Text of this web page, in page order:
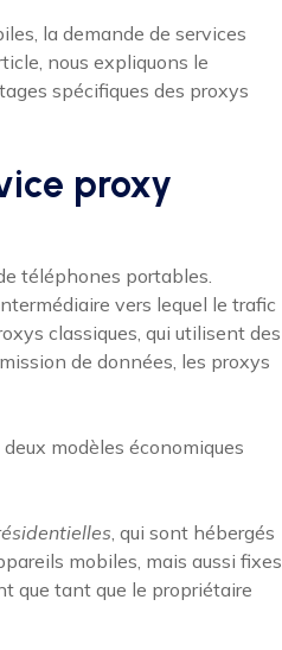
la demande de services
nous expliquons le
spécifiques des proxys
proxy
téléphones portables.
vers lequel le trafic
classiques, qui utilisent des
de données, les proxys
modèles économiques
, qui sont hébergés
mobiles, mais aussi fixes.
que tant que le propriétaire